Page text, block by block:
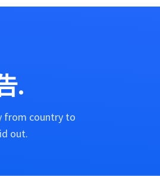
.
from country to
out.